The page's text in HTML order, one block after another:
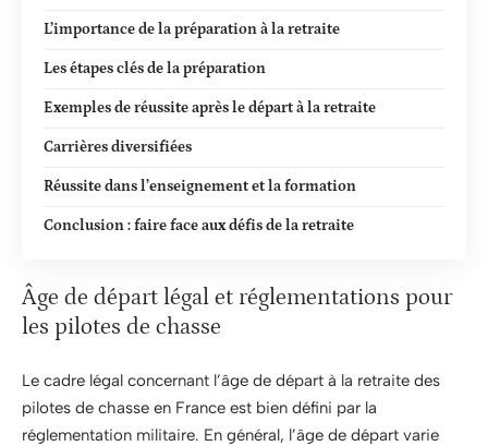
L’importance de la préparation à la retraite
Les étapes clés de la préparation
Exemples de réussite après le départ à la retraite
Carrières diversifiées
Réussite dans l’enseignement et la formation
Conclusion : faire face aux défis de la retraite
Âge de départ légal et réglementations pour
les pilotes de chasse
Le cadre légal concernant l’âge de départ à la retraite des
pilotes de chasse en France est bien défini par la
réglementation militaire. En général, l’âge de départ varie